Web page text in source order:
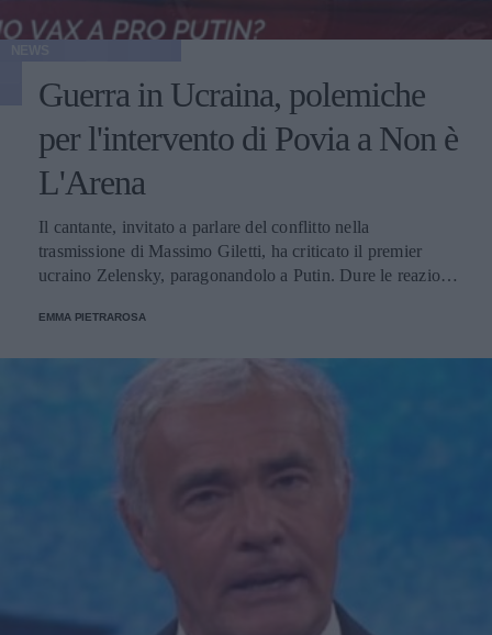
Guerra in Ucraina, polemiche
per l'intervento di Povia a Non è
L'Arena
Il cantante, invitato a parlare del conflitto nella
trasmissione di Massimo Giletti, ha criticato il premier
ucraino Zelensky, paragonandolo a Putin. Dure le reazioni
EMMA PIETRAROSA